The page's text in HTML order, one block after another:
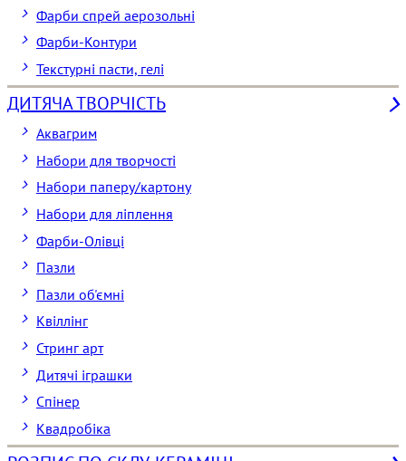
Фарби спрей аерозольні
Фарби-Контури
Текстурні пасти, гелі
ДИТЯЧА ТВОРЧІСТЬ
Аквагрим
Набори для творчості
Набори паперу/картону
Набори для ліплення
Фарби-Олівці
Пазли
Пазли об'ємні
Квіллінг
Стринг арт
Дитячі іграшки
Спінер
Квадробіка